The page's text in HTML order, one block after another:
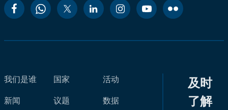
我们是谁
新闻
国家
议题
活动
数据
及时
了解